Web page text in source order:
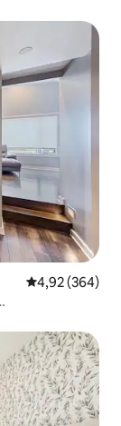
4,92 de uma
4,92 (364)